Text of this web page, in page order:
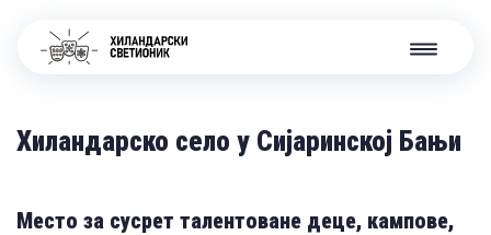
Хиландарско село у Сијаринској Бањи
Место за сусрет талентоване деце, кампове,